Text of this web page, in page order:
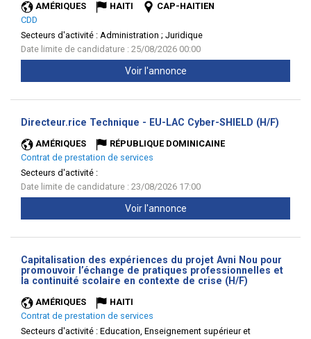
AMÉRIQUES HAITI
CAP-HAITIEN
CDD
Secteurs d'activité : Administration ; Juridique
Date limite de candidature : 25/08/2026 00:00
Voir l'annonce
Directeur.rice Technique - EU-LAC Cyber-SHIELD (H/F)
AMÉRIQUES
RÉPUBLIQUE DOMINICAINE
Contrat de prestation de services
Secteurs d'activité :
Date limite de candidature : 23/08/2026 17:00
Voir l'annonce
Capitalisation des expériences du projet Avni Nou pour
promouvoir l’échange de pratiques professionnelles et
la continuité scolaire en contexte de crise (H/F)
AMÉRIQUES
HAITI
Contrat de prestation de services
Secteurs d'activité : Education, Enseignement supérieur et